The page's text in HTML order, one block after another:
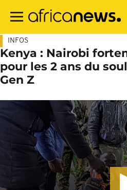
contenu
INFOS
Kenya : Nairobi
pour les 2 ans du
Gen Z